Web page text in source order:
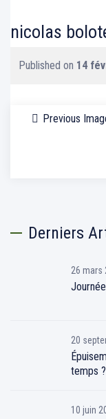
nicolas
Published on 14
Previous
Derniers
26 mars
20
temps ?
10 juin